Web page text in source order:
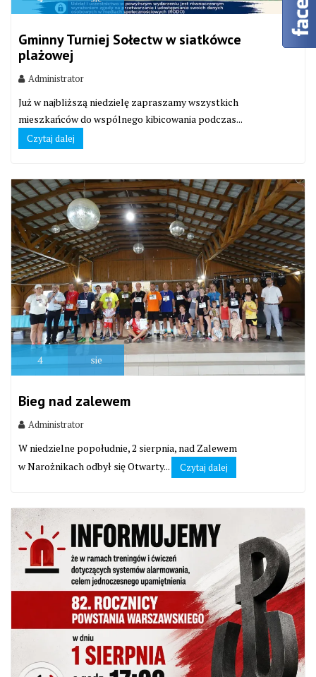
Gminny Turniej Sołectw w siatkówce
plażowej
Administrator
Już w najbliższą niedzielę zapraszamy wszystkich
mieszkańców do wspólnego kibicowania podczas...
Czytaj dalej
4 sie
Bieg nad zalewem
Administrator
W niedzielne popołudnie, 2 sierpnia, nad Zalewem
w Narożnikach odbył się Otwarty...
Czytaj dalej